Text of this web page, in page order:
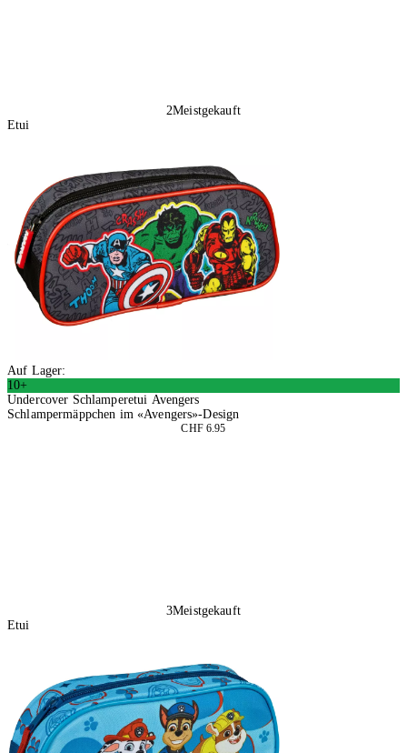
2Meistgekauft
Etui
Auf Lager:
10+
Undercover Schlamperetui Avengers
Schlampermäppchen im «Avengers»-Design
CHF 6.95
3Meistgekauft
Etui